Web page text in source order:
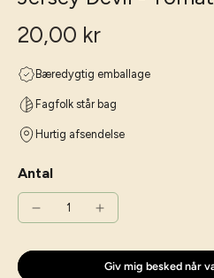
20,00 kr
Bæredygtig emballage
Fagfolk står bag
Hurtig afsendelse
Antal
Giv mig besked når